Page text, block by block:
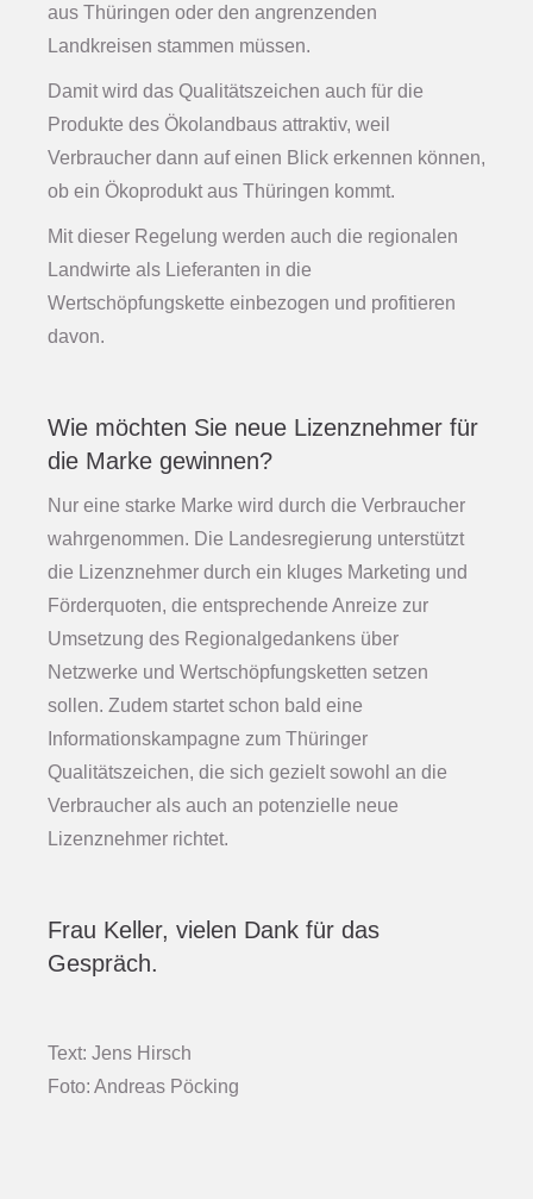
aus Thüringen oder den angrenzenden
Landkreisen stammen müssen.
Damit wird das Qualitätszeichen auch für die
Produkte des Ökolandbaus attraktiv, weil
Verbraucher dann auf einen Blick erkennen können,
ob ein Ökoprodukt aus Thüringen kommt.
Mit dieser Regelung werden auch die regionalen
Landwirte als Lieferanten in die
Wertschöpfungskette einbezogen und profitieren
davon.
Wie möchten Sie neue Lizenznehmer für
die Marke gewinnen?
Nur eine starke Marke wird durch die Verbraucher
wahrgenommen. Die Landesregierung unterstützt
die Lizenznehmer durch ein kluges Marketing und
Förderquoten, die entsprechende Anreize zur
Umsetzung des Regionalgedankens über
Netzwerke und Wertschöpfungsketten setzen
sollen. Zudem startet schon bald eine
Informationskampagne zum Thüringer
Qualitätszeichen, die sich gezielt sowohl an die
Verbraucher als auch an potenzielle neue
Lizenznehmer richtet.
Frau Keller, vielen Dank für das
Gespräch.
Text: Jens Hirsch
Foto: Andreas Pöcking